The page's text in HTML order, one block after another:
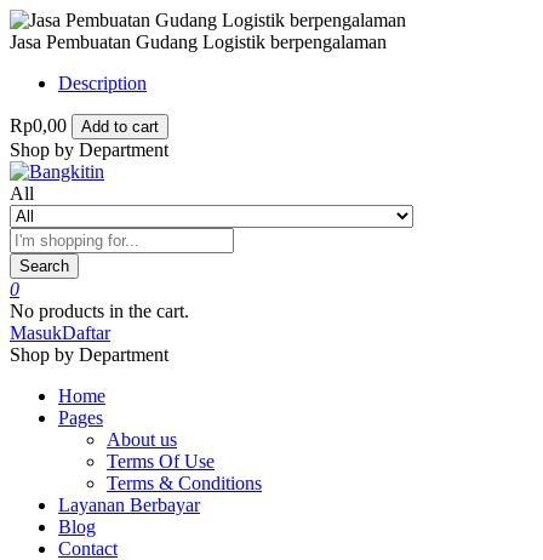
Jasa Pembuatan Gudang Logistik berpengalaman
Description
Rp0,00 Add to cart
Shop by Department
All
Search
0
No products in the cart.
MasukDaftar
Shop by Department
Home
Pages
About us
Terms Of Use
Terms & Conditions
Layanan Berbayar
Blog
Contact